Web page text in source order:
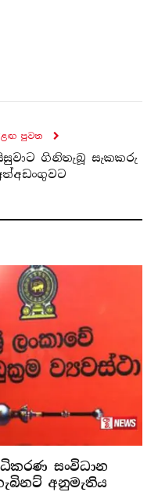
පුව​ත
ගිනිතැබූ සැකකරු
සංවිධාන
අනුමැතිය